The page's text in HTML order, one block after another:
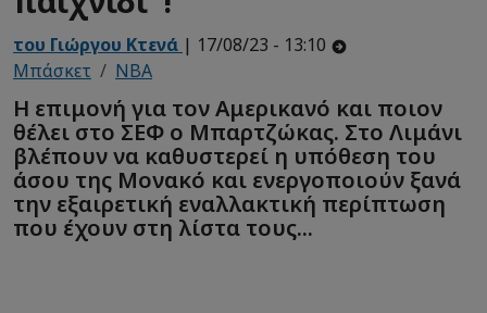
του Γιώργου Κτενά | 17/08/23 - 13:10
Μπάσκετ
NBA
Η επιμονή για τον Αμερικανό και ποιον
θέλει στο ΣΕΦ ο Μπαρτζώκας. Στο Λιμάνι
βλέπουν να καθυστερεί η υπόθεση του
άσου της Μονακό και ενεργοποιούν ξανά
την εξαιρετική εναλλακτική περίπτωση
που έχουν στη λίστα τους...